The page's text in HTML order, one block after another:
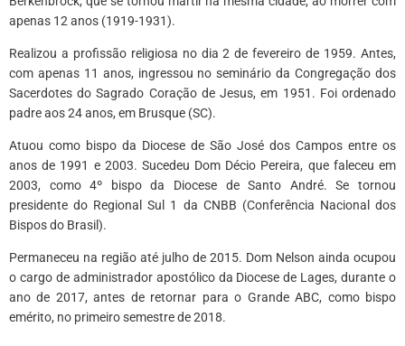
apenas 12 anos (1919-1931).
Realizou a profissão religiosa no dia 2 de fevereiro de 1959. Antes,
com apenas 11 anos, ingressou no seminário da Congregação dos
Sacerdotes do Sagrado Coração de Jesus, em 1951. Foi ordenado
padre aos 24 anos, em Brusque (SC).
Atuou como bispo da Diocese de São José dos Campos entre os
anos de 1991 e 2003. Sucedeu Dom Décio Pereira, que faleceu em
2003, como 4º bispo da Diocese de Santo André. Se tornou
presidente do Regional Sul 1 da CNBB (Conferência Nacional dos
Bispos do Brasil).
Permaneceu na região até julho de 2015. Dom Nelson ainda ocupou
o cargo de administrador apostólico da Diocese de Lages, durante o
ano de 2017, antes de retornar para o Grande ABC, como bispo
emérito, no primeiro semestre de 2018.